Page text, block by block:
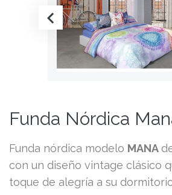
Funda Nórdica
Funda nórdica modelo MANA
con un diseño vintage clásico
toque de alegría a su